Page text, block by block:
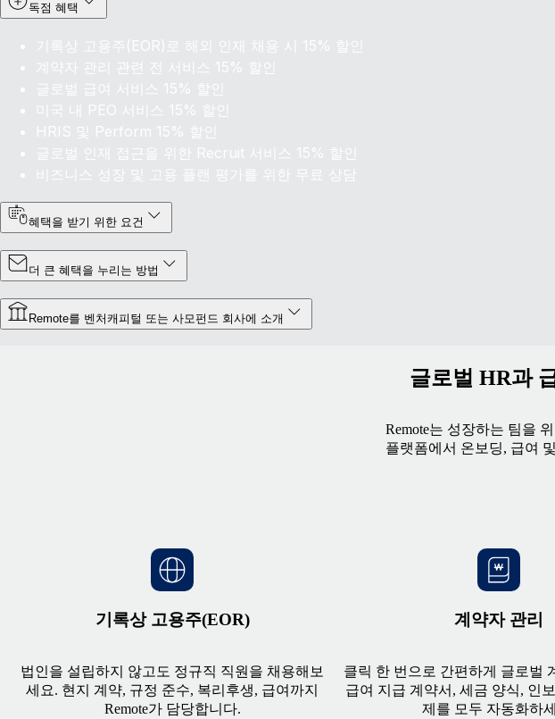
독점 혜택
기록상 고용주(EOR)로 해외 인재 채용 시 15% 할인
계약자 관리 관련
전
서비스 15% 할인
글로벌 급여 서비스 15% 할인
미국 내 PEO 서비스 15% 할인
HRIS 및 Perform 15% 할인
글로벌 인재 접근을 위한 Recruit 서비스 15% 할인
비즈니스 성장 및 고용 플랜 평가를 위한 무료 상담
혜택을 받기 위한 요건
더 큰 혜택을 누리는 방법
Remote를 벤처캐피털 또는 사모펀드 회사에 소개
글로벌 HR과
Remote는 성장하는 팀을
플랫폼에서 온보딩, 급여
기록상 고용주(EOR)
법인을 설립하지 않고도 정규직 직원을 채용해보
세요. 현지 계약, 규정 준수, 복리후생, 급여까지
Remote가 담당합니다.
계약자 관리
클릭 한 번으로 간편하게 글로벌
급여 지급 계약서, 세금 양식, 인
제를 모두 자동화하